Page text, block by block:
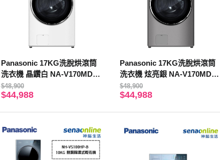
Panasonic 17KG洗脫烘滾筒
洗衣機 晶鑽白 NA-V170MDH-
W【贈基本安裝】
$48,900
$44,988
Panasonic 17KG洗脫烘滾筒
洗衣機 炫亮銀 NA-V170MDH-
S【贈基本安裝】
$48,900
$44,988